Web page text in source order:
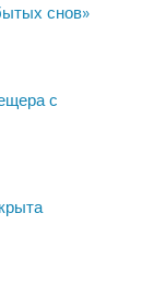
снов»
с